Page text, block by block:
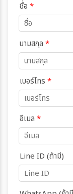
ชื่อ *
นามสกุล *
เบอร์โทร *
อีเมล *
Line ID (ถ้ามี)